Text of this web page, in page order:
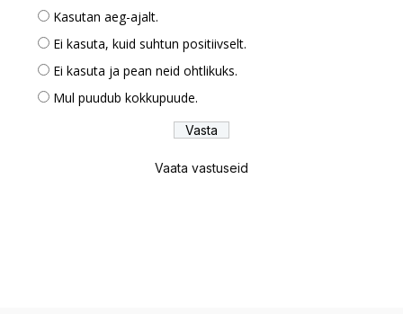
Kasutan aeg-ajalt.
Ei kasuta, kuid suhtun positiivselt.
Ei kasuta ja pean neid ohtlikuks.
Mul puudub kokkupuude.
Vaata vastuseid